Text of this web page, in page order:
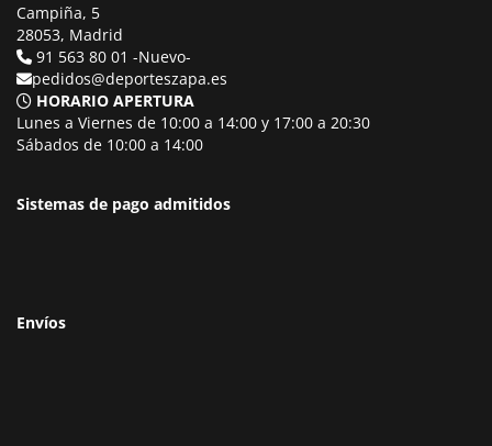
Campiña, 5
28053, Madrid
91 563 80 01 -Nuevo-
pedidos@deporteszapa.es
HORARIO APERTURA
Lunes a Viernes de 10:00 a 14:00 y 17:00 a 20:30
Sábados de 10:00 a 14:00
Sistemas de pago admitidos
Envíos